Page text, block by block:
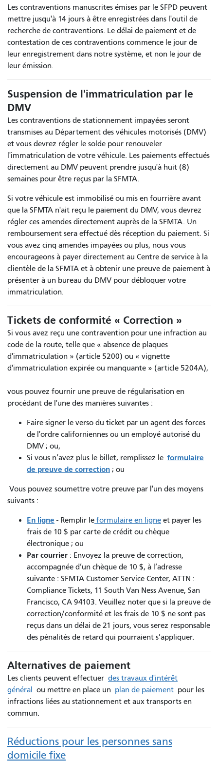
Les contraventions manuscrites émises par le SFPD peuvent
mettre jusqu'à 14 jours à être enregistrées dans l'outil de
recherche de contraventions. Le délai de paiement et de
contestation de ces contraventions commence le jour de
leur enregistrement dans notre système, et non le jour de
leur émission.
Suspension de l'immatriculation par le
DMV
Les contraventions de stationnement impayées seront
transmises au Département des véhicules motorisés (DMV)
et vous devrez régler le solde pour renouveler
l'immatriculation de votre véhicule. Les paiements effectués
directement au DMV peuvent prendre jusqu'à huit (8)
semaines pour être reçus par la SFMTA.
Si votre véhicule est immobilisé ou mis en fourrière avant
que la SFMTA n'ait reçu le paiement du DMV, vous devrez
régler ces amendes directement auprès de la SFMTA. Un
remboursement sera effectué dès réception du paiement. Si
vous avez cinq amendes impayées ou plus, nous vous
encourageons à payer directement au Centre de service à la
clientèle de la SFMTA et à obtenir une preuve de paiement à
présenter à un bureau du DMV pour débloquer votre
immatriculation.
Tickets de conformité « Correction »
Si vous avez reçu une contravention pour une infraction au
code de la route, telle que « absence de plaques
d'immatriculation » (article 5200) ou « vignette
d'immatriculation expirée ou manquante » (article 5204A),
vous pouvez fournir une preuve de régularisation en
procédant de l'une des manières suivantes :
Faire signer le verso du ticket par un agent des forces
de l'ordre californiennes ou un employé autorisé du
DMV ; ou,
Si vous n’avez plus le billet, remplissez leformulaire
de preuve de correction ; ou
Vous pouvez soumettre votre preuve par l'un des moyens
suivants :
En ligne - Remplir le formulaire en ligne et payer les
frais de 10 $ par carte de crédit ou chèque
électronique ; ou
Par courrier : Envoyez la preuve de correction,
accompagnée d’un chèque de 10 $, à l’adresse
suivante : SFMTA Customer Service Center, ATTN :
Compliance Tickets, 11 South Van Ness Avenue, San
Francisco, CA 94103. Veuillez noter que si la preuve de
correction/conformité et les frais de 10 $ ne sont pas
reçus dans un délai de 21 jours, vous serez responsable
des pénalités de retard qui pourraient s’appliquer.
Alternatives de paiement
Les clients peuvent effectuer des travaux d'intérêt
général
ou mettre en place un plan de paiement pour les
infractions liées au stationnement et aux transports en
commun.
Réductions pour les personnes sans
domicile fixe